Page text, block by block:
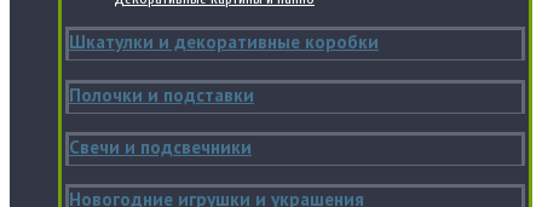
Шкатулки и декоративные коробки
Полочки и подставки
Свечи и подсвечники
Новогодние игрушки и украшения